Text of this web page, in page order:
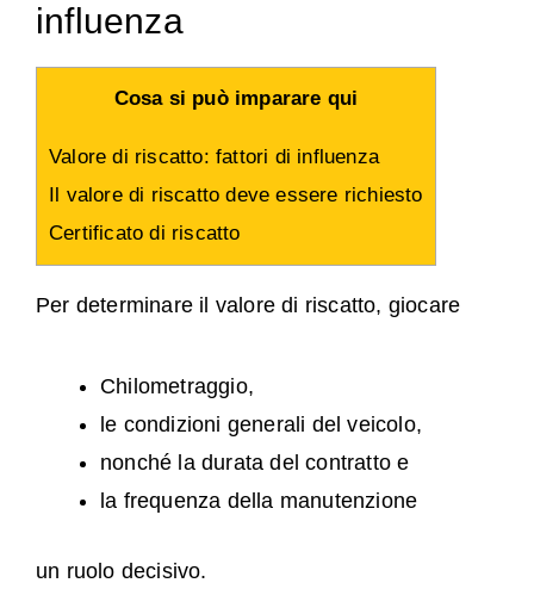
influenza
Cosa si può imparare qui
Valore di riscatto: fattori di influenza
Il valore di riscatto deve essere richiesto
Certificato di riscatto
Per determinare il valore di riscatto, giocare
Chilometraggio,
le condizioni generali del veicolo,
nonché la durata del contratto e
la frequenza della manutenzione
un ruolo decisivo.